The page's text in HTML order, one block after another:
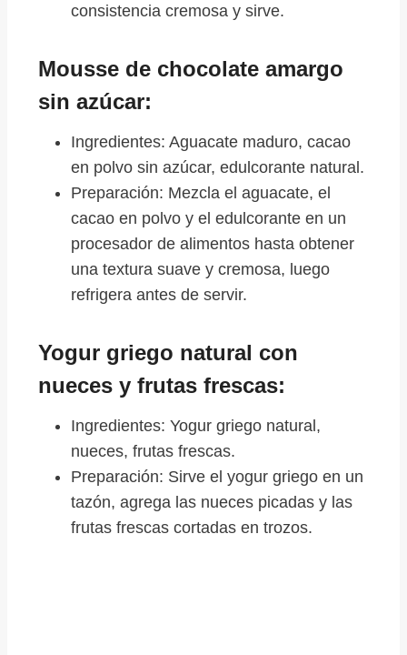
consistencia cremosa y sirve.
Mousse de chocolate amargo
sin azúcar:
Ingredientes: Aguacate maduro, cacao
en polvo sin azúcar, edulcorante natural.
Preparación: Mezcla el aguacate, el
cacao en polvo y el edulcorante en un
procesador de alimentos hasta obtener
una textura suave y cremosa, luego
refrigera antes de servir.
Yogur griego natural con
nueces y frutas frescas:
Ingredientes: Yogur griego natural,
nueces, frutas frescas.
Preparación: Sirve el yogur griego en un
tazón, agrega las nueces picadas y las
frutas frescas cortadas en trozos.